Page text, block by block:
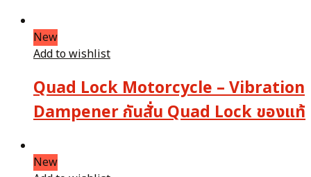
New
Add to wishlist
Quad Lock Motorcycle – Vibration
Dampener กันสั่น Quad Lock ของแท้
New